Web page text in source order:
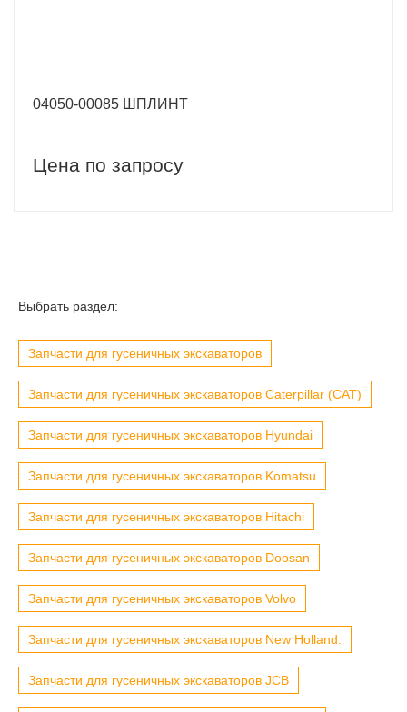
04050-00085 ШПЛИНТ
Цена по запросу
Выбрать раздел:
Запчасти для гусеничных экскаваторов
Запчасти для гусеничных экскаваторов Caterpillar (CAT)
Запчасти для гусеничных экскаваторов Hyundai
Запчасти для гусеничных экскаваторов Komatsu
Запчасти для гусеничных экскаваторов Hitachi
Запчасти для гусеничных экскаваторов Doosan
Запчасти для гусеничных экскаваторов Volvo
Запчасти для гусеничных экскаваторов New Holland.
Запчасти для гусеничных экскаваторов JCB